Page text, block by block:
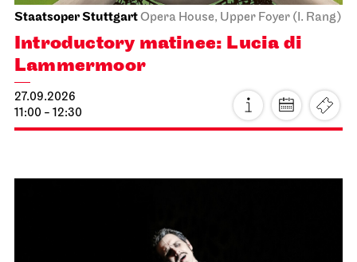
Staatsoper StuttgartOpera House, Upper Foyer (I. Rang)
Introductory matinee: Lucia di
Lammermoor
27.09.2026
11:00 - 12:30